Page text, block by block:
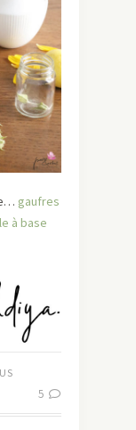
gaufres
à base
5